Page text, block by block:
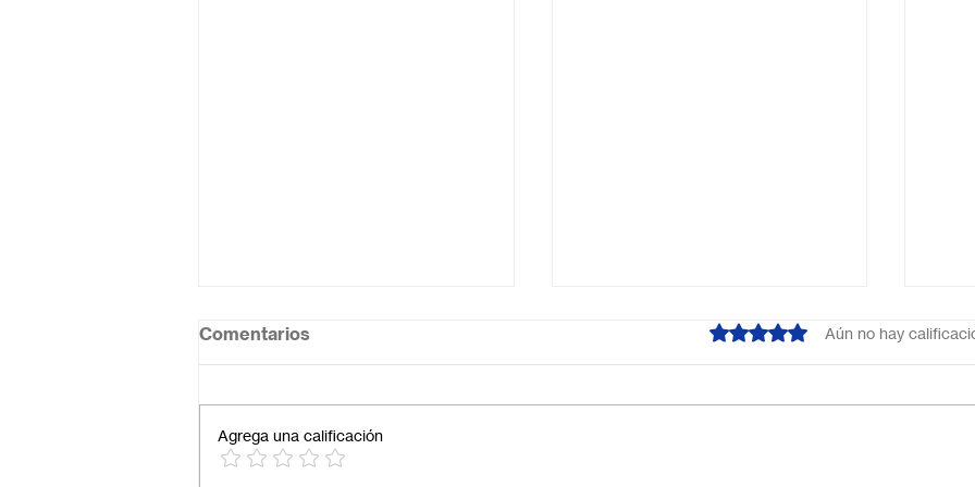
Comentarios Obtuvo 0 de 5 estrellas.
Aún no hay
Agrega una calificación